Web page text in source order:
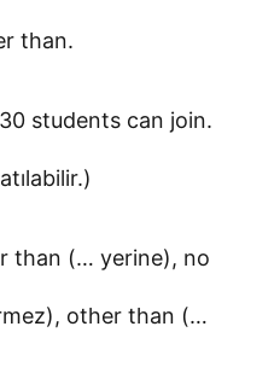
than.
students can join.
than (… yerine), no
other than (…